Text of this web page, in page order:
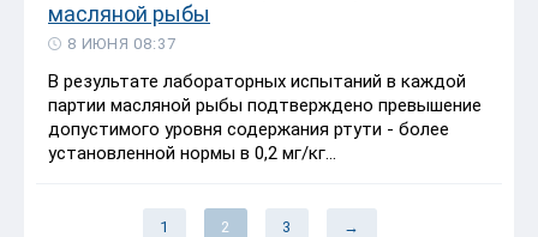
масляной рыбы
8 ИЮНЯ 08:37
В результате лабораторных испытаний в каждой
партии масляной рыбы подтверждено превышение
допустимого уровня содержания ртути - более
установленной нормы в 0,2 мг/кг...
1 2 3 →